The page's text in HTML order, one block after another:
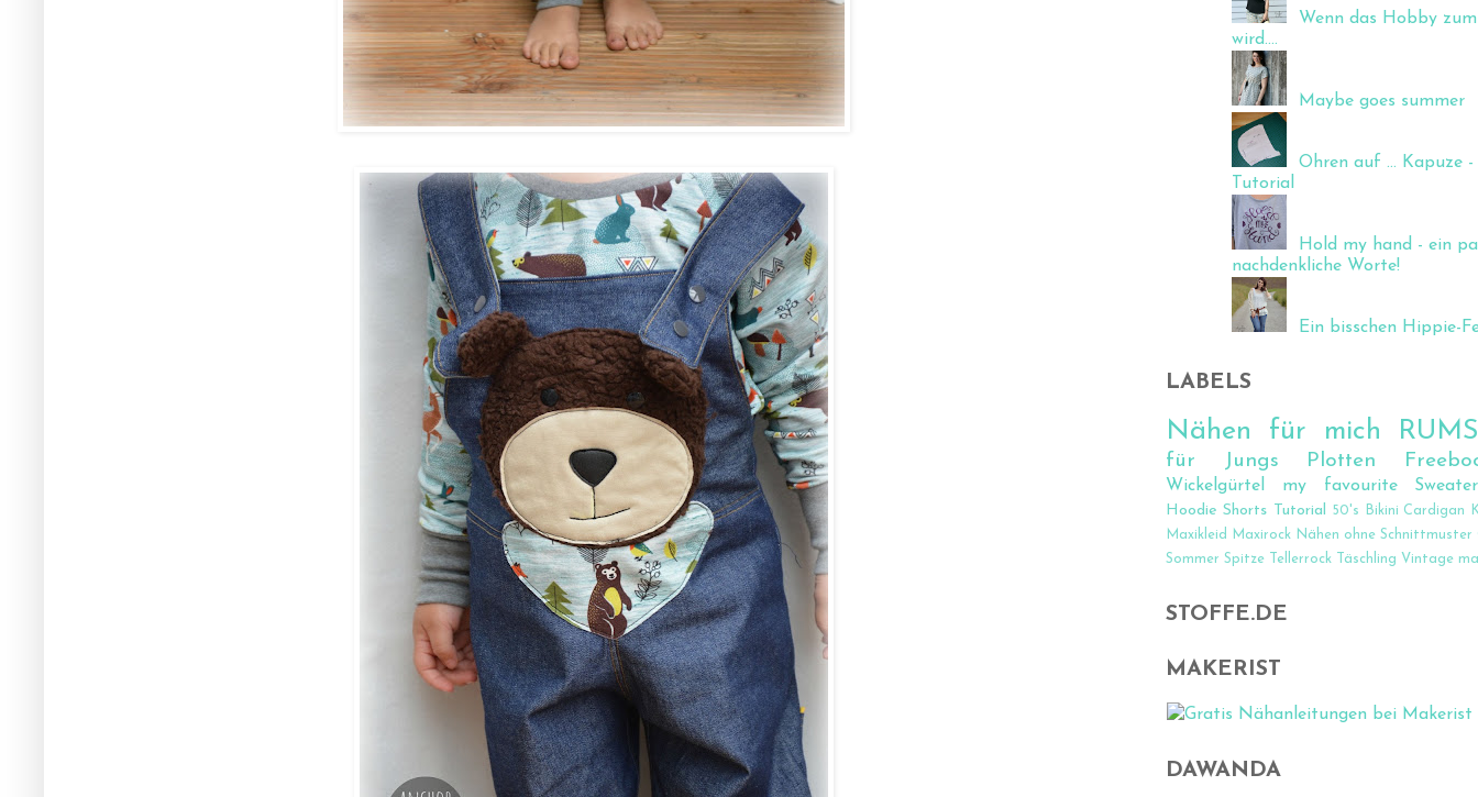
Wenn das Hobby
wird....
Maybe goes summer
Ohren auf ... Kapuze -
Tutorial
Hold my hand - ein
nachdenkliche Worte!
Ein bisschen Hippie-
LABELS
Nähen für mich
für Jungs Plotten
Wickelgürtel my favourite Sweater
Hoodie Shorts Tutorial 50's Bikini Cardigan
Maxikleid
Maxirock Nähen ohne Schnittmuster
Sommer Spitze Tellerrock Täschling Vintage
STOFFE.DE
MAKERIST
DAWANDA